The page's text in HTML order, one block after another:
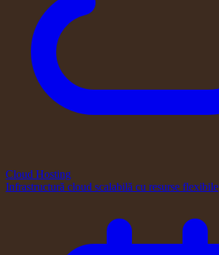
Cloud Hosting
Infrastructură cloud scalabilă cu resurse flexibile